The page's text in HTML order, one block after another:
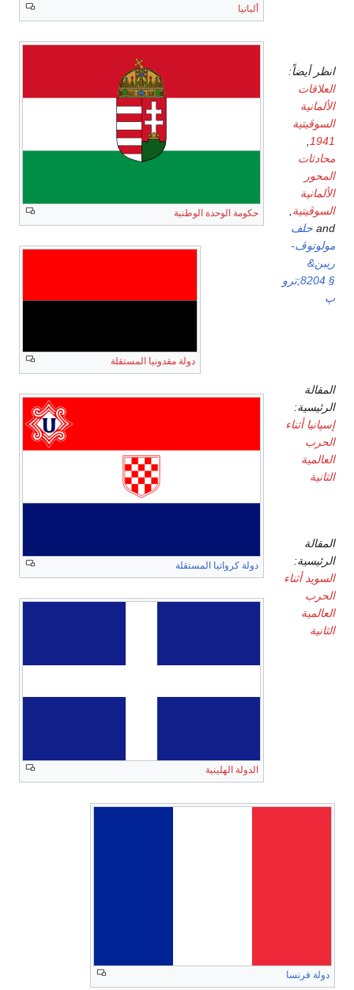
ألبانيا
حكومة الوحدة الوطنية
دولة مقدونيا المستقلة
دولة كرواتيا المستقلة
الدولة الهلينية
دولة فرنسا
انظر أيضاً:
العلاقات
الألمانية
السوڤيتية
1941
,
محادثات
المحور
الألمانية
السوڤيتية,
and حلف
مولوتوڤ-
ريبن&
§ 8204;ترو
پ
المقالة
الرئيسية:
إسپانيا أثناء
الحرب
العالمية
الثانية
المقالة
الرئيسية:
السويد أثناء
الحرب
العالمية
الثانية